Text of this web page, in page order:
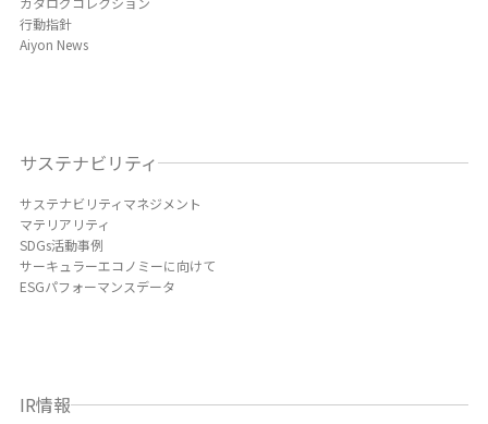
行動指針
Aiyon News
サステナビリティ
サステナビリティマネジメント
マテリアリティ
SDGs活動事例
サーキュラーエコノミーに向けて
ESGパフォーマンスデータ
IR情報